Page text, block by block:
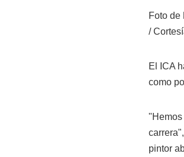
Foto de
/
El ICA
como
"Hemos
pintor